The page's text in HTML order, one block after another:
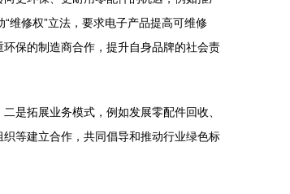
维修权”立法，要求电子产品提高可维修
保的制造商合作，提升自身品牌的社会责
是拓展业务模式，例如发展零配件回收、
等建立合作，共同倡导和推动行业绿色标